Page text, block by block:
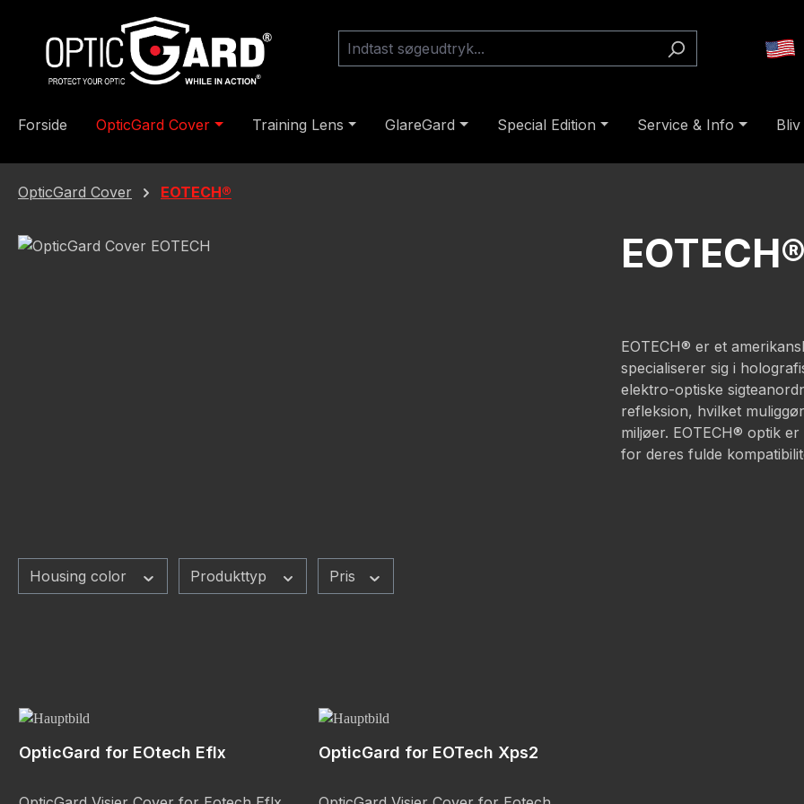
Spring til søgning
Gå til hovednavigation
Forside OpticGard Cover Training Lens GlareGard Special Edition Service & Info
OpticGard Cover EOTECH®
EOTECH®
EOTECH® er et
specialiserer sig i
elektro-optiske
refleksion, hvilket
miljøer. EOTECH® optik
for deres fulde
Housing color Produkttyp Pris
OpticGard for EOtech Eflx OpticGard for EOTech Xps2